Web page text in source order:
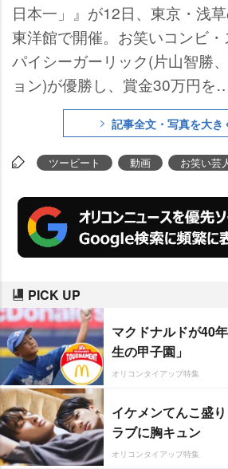
日本一」』が12日、東京・浅
東洋館で開催。お笑いコンビ・
パイシーガーリック(片山智勝
ョン)が優勝し、賞金30万円を
得した(ビートきよしにキック
クの可能性アリ)。記事全文・写真を大き
ツービート 動画 お笑い芸
PICK UP
マクドナルドが40
生の甲子園」
オリコンタイアップ特集
イケメンてんこ盛
ラブに胸キュン
オリコンタイアップ特集